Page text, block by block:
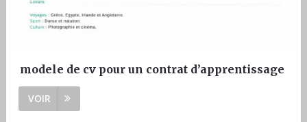
modele de cv pour un contrat d’apprentissage
VOIR